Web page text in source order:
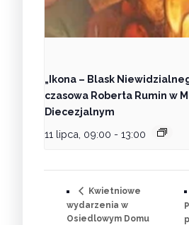
„Ikona – Blask
czasowa Roberta Rumin w
Diecezjalnym
11 lipca, 09:00 - 13:00
Kwietniowe
wydarzenia w
Osiedlowym Domu